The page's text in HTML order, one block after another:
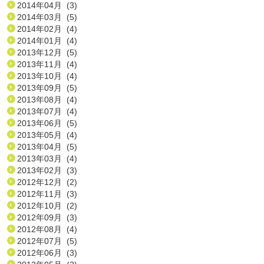
2014年04月 (3)
2014年03月 (5)
2014年02月 (4)
2014年01月 (4)
2013年12月 (5)
2013年11月 (4)
2013年10月 (4)
2013年09月 (5)
2013年08月 (4)
2013年07月 (4)
2013年06月 (5)
2013年05月 (4)
2013年04月 (5)
2013年03月 (4)
2013年02月 (3)
2012年12月 (2)
2012年11月 (3)
2012年10月 (2)
2012年09月 (3)
2012年08月 (4)
2012年07月 (5)
2012年06月 (3)